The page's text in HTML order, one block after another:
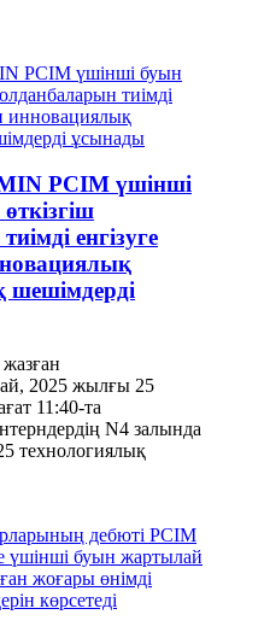
PCIM үшінші
енгізуге
шешімдерді
2025 жылғы 25
11:40-та
N4 залында
технологиялық